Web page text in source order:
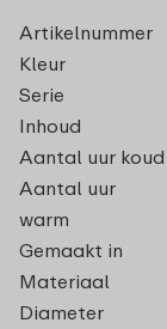
Artikelnummer
Kleur
Serie
Inhoud
Aantal uur koud
Aantal uur
warm
Gemaakt in
Materiaal
Diameter